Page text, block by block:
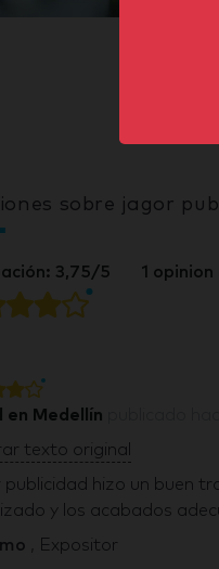
sobre jagor
3,75/5 1 opinion
en Medellín
texto original
hizo un buen
y los acabados
, Expositor